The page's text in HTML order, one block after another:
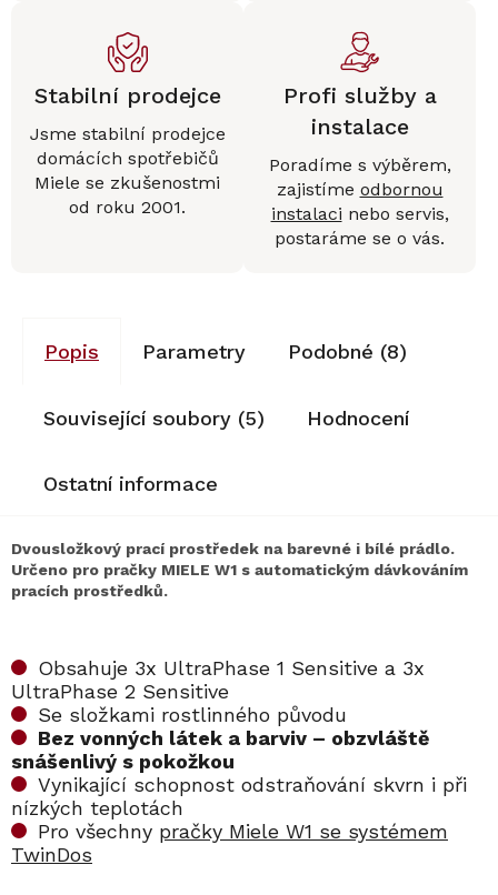
Stabilní prodejce
Jsme stabilní prodejce
domácích spotřebičů
Miele se zkušenostmi
od roku 2001.
Profi služby a
instalace
Poradíme s výběrem,
zajistíme odbornou
instalaci nebo servis,
postaráme se o vás.
Popis Parametry Podobné (8)
Související soubory (5) Hodnocení
Ostatní informace
Dvousložkový prací prostředek na barevné i bílé prádlo.
Určeno pro pračky MIELE W1 s automatickým dávkováním
pracích prostředků.
Obsahuje 3x UltraPhase 1 Sensitive a 3x
UltraPhase 2 Sensitive
Se složkami rostlinného původu
Bez vonných látek a barviv – obzvláště
snášenlivý s pokožkou
Vynikající schopnost odstraňování skvrn i při
nízkých teplotách
Pro všechny pračky Miele W1 se systémem
TwinDos